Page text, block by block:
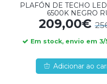
PLAFÓN DE TECHO
6500K NEGRO
209,00€
Em stock, envio em
Adicionar ao